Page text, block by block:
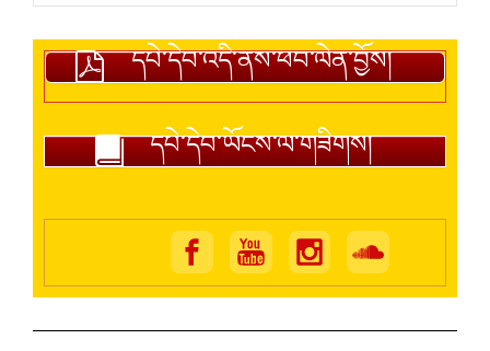
དཔེ་དེབ་འདི་ནས་ཕབ་ལེན་བྱོས།
དཔེ་དེབ་ཡོངས་ལ་གཟིགས།